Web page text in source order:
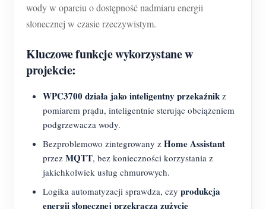
FAQ
Aktualności
Blog
Aktywności IAMMETER
Forum
App Store
Ranking PV
O nas
wody w oparciu o dostępność nadmiaru energii
słonecznej w czasie rzeczywistym.
Kluczowe funkcje wykorzystane w
projekcie:
WPC3700 działa jako inteligentny przekaźnik z
pomiarem prądu, inteligentnie sterując obciążeniem
podgrzewacza wody.
Bezproblemowo zintegrowany z Home Assistant
przez MQTT, bez konieczności korzystania z
jakichkolwiek usług chmurowych.
Logika automatyzacji sprawdza, czy produkcja
energii słonecznej przekracza zużycie